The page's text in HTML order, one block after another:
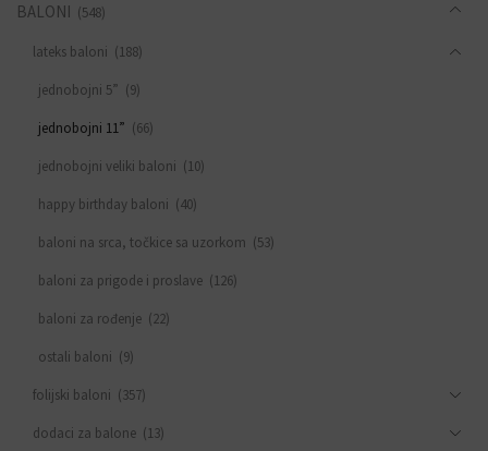
BALONI (548)
lateks baloni (188)
jednobojni 5” (9)
jednobojni 11” (66)
jednobojni veliki baloni (10)
happy birthday baloni (40)
baloni na srca, točkice sa uzorkom (53)
baloni za prigode i proslave (126)
baloni za rođenje (22)
ostali baloni (9)
folijski baloni (357)
dodaci za balone (13)